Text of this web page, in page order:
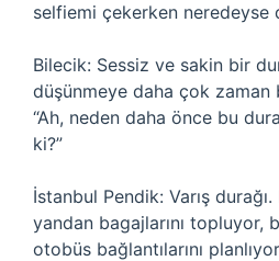
selfiemi çekerken neredeyse
Bilecik: Sessiz ve sakin bir
düşünmeye daha çok zaman
“Ah, neden daha önce bu
ki?”
İstanbul Pendik: Varış
yandan bagajlarını topluyor,
otobüs bağlantılarını